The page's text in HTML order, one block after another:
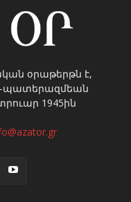
օրաթերթն է,
պատերազմեան
1945ին